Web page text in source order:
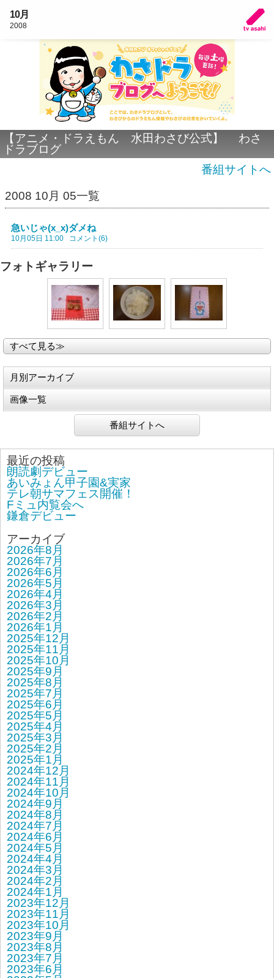
10月
2008
【アニメ・ドラえもん 水田わさび公式】 わさ
ドラブログ
番組サイトへ
2008 10月 05一覧
急いじゃ(x_x)ダメね
10月05日 11:00 コメント(6)
フォトギャラリー
すべて見る≫
月別アーカイブ
画像一覧
番組サイトへ
最近の投稿
朗読劇デビュー
あいみょん甲子園&実家
テレ朝サマフェス開催！
Fミュ内覧会へ
鎌倉デビュー
アーカイブ
2026年8月
2026年7月
2026年6月
2026年5月
2026年4月
2026年3月
2026年2月
2026年1月
2025年12月
2025年11月
2025年10月
2025年9月
2025年8月
2025年7月
2025年6月
2025年5月
2025年4月
2025年3月
2025年2月
2025年1月
2024年12月
2024年11月
2024年10月
2024年9月
2024年8月
2024年7月
2024年6月
2024年5月
2024年4月
2024年3月
2024年2月
2024年1月
2023年12月
2023年11月
2023年10月
2023年9月
2023年8月
2023年7月
2023年6月